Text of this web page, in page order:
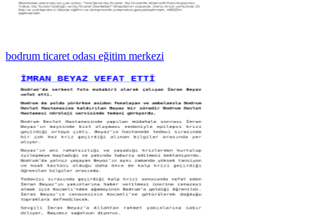
bodrum ticaret odası eğitim merkezi